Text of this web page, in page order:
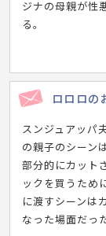
ジナの母親が性
る。
ロロロの
スンジュアッパ
の親子のシーン
部分的にカット
ックを買うため
に渡すシーンは
なった場面だっ